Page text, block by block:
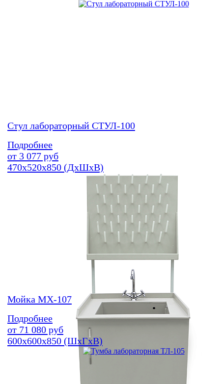
Стул лабораторный СТУЛ-100
Подробнее
от 3 077 руб
470х520х850 (ДхШхВ)
Мойка МХ-107
Подробнее
от 71 080 руб
600х600х850 (ШхГхВ)